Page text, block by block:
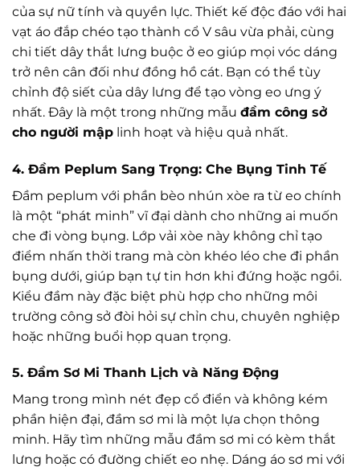
của sự nữ tính và quyền lực. Thiết kế độc đáo với hai
vạt áo đắp chéo tạo thành cổ V sâu vừa phải, cùng
chi tiết dây thắt lưng buộc ở eo giúp mọi vóc dáng
trở nên cân đối như đồng hồ cát. Bạn có thể tùy
chỉnh độ siết của dây lưng để tạo vòng eo ưng ý
nhất. Đây là một trong những mẫu đầm công sở
cho người mập linh hoạt và hiệu quả nhất.
4. Đầm Peplum Sang Trọng: Che Bụng Tinh Tế
Đầm peplum với phần bèo nhún xòe ra từ eo chính
là một “phát minh” vĩ đại dành cho những ai muốn
che đi vòng bụng. Lớp vải xòe này không chỉ tạo
điểm nhấn thời trang mà còn khéo léo che đi phần
bụng dưới, giúp bạn tự tin hơn khi đứng hoặc ngồi.
Kiểu đầm này đặc biệt phù hợp cho những môi
trường công sở đòi hỏi sự chỉn chu, chuyên nghiệp
hoặc những buổi họp quan trọng.
5. Đầm Sơ Mi Thanh Lịch và Năng Động
Mang trong mình nét đẹp cổ điển và không kém
phần hiện đại, đầm sơ mi là một lựa chọn thông
minh. Hãy tìm những mẫu đầm sơ mi có kèm thắt
lưng hoặc có đường chiết eo nhẹ. Dáng áo sơ mi với